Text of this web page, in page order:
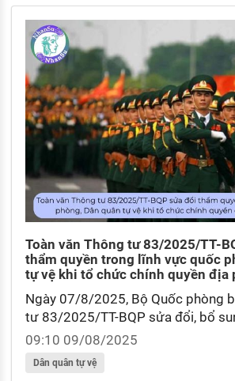
an ninh.
Toàn văn Thông tư 83/2025/TT-
thẩm quyền trong lĩnh vực quốc
tự vệ khi tổ chức chính quyền địa
Ngày 07/8/2025, Bộ Quốc phòng
tư 83/2025/TT-BQP sửa đổi, bổ
các Thông tư của Bộ trưởng Bộ
phòng, Dân quân tự vệ, giáo dục
09:10 09/08/2025
Dân quân tự vệ